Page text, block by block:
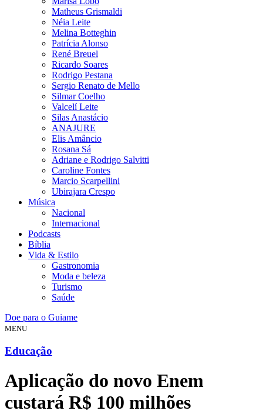
Matheus Grismaldi
Néia Leite
Melina Botteghin
Patrícia Alonso
René Breuel
Ricardo Soares
Rodrigo Pestana
Sergio Renato de Mello
Silmar Coelho
Valcelí Leite
Silas Anastácio
ANAJURE
Elis Amâncio
Rosana Sá
Adriane e Rodrigo Salvitti
Caroline Fontes
Marcio Scarpellini
Ubirajara Crespo
Música
Nacional
Internacional
Podcasts
Bíblia
Vida & Estilo
Gastronomia
Moda e beleza
Turismo
Saúde
Doe para o Guiame
MENU
Educação
Aplicação do novo Enem
custará R$ 100 milhões